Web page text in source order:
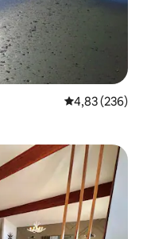
4,83 de uma
4,83 (236)